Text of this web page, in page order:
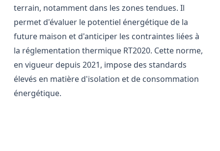
terrain, notamment dans les zones tendues. Il
permet d'évaluer le potentiel énergétique de la
future maison et d'anticiper les contraintes liées à
la réglementation thermique RT2020. Cette norme,
en vigueur depuis 2021, impose des standards
élevés en matière d'isolation et de consommation
énergétique.